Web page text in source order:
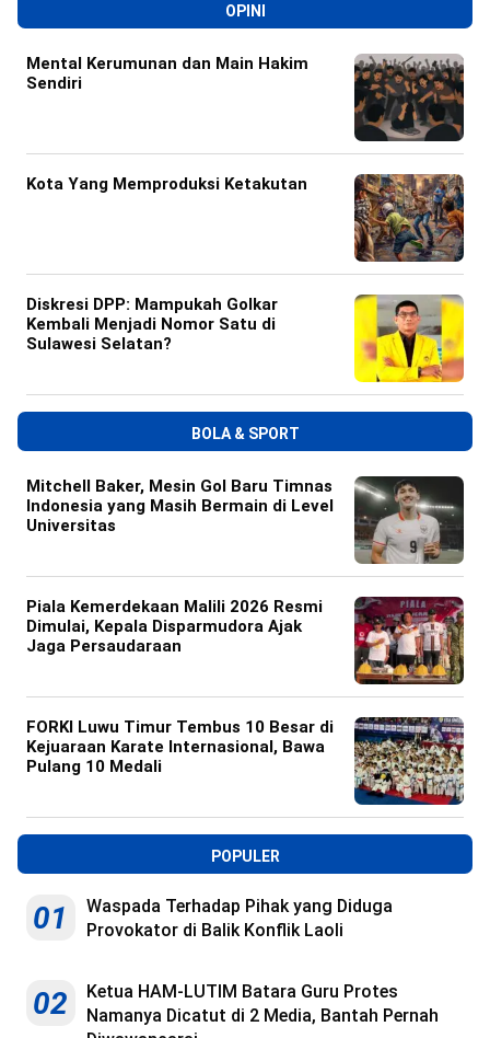
OPINI
Mental Kerumunan dan Main Hakim
Sendiri
Kota Yang Memproduksi Ketakutan
Diskresi DPP: Mampukah Golkar
Kembali Menjadi Nomor Satu di
Sulawesi Selatan?
BOLA & SPORT
Mitchell Baker, Mesin Gol Baru Timnas
Indonesia yang Masih Bermain di Level
Universitas
Piala Kemerdekaan Malili 2026 Resmi
Dimulai, Kepala Disparmudora Ajak
Jaga Persaudaraan
FORKI Luwu Timur Tembus 10 Besar di
Kejuaraan Karate Internasional, Bawa
Pulang 10 Medali
POPULER
01
Waspada Terhadap Pihak yang Diduga
Provokator di Balik Konflik Laoli
02
Ketua HAM-LUTIM Batara Guru Protes
Namanya Dicatut di 2 Media, Bantah Pernah